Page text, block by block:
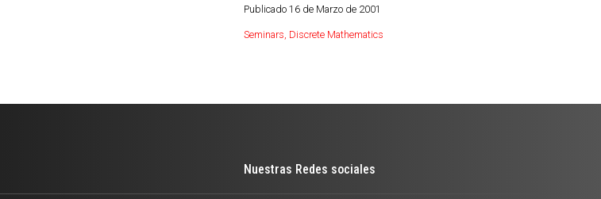
Publicado 16 de Marzo de 2001
Seminars, Discrete Mathematics
Nuestras Redes sociales